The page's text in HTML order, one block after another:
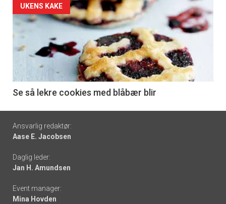
Forsiden
akkurat
nå
6
UKENS KAKE
Se så lekre cookies med blåbær blir
Footer
-
links
Ansvarlig redaktør:
Aase E. Jacobsen
Daglig leder:
Jan H. Amundsen
Event manager:
Mina Hovden